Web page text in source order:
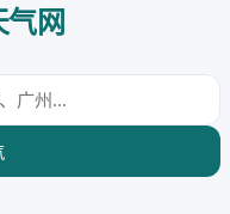
网